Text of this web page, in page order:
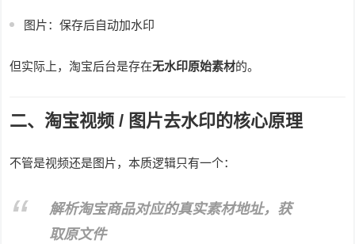
图片：保存后自动加水印
但实际上，淘宝后台是存在无水印原始素材的。
二、淘宝视频 / 图片去水印的核心原理
不管是视频还是图片，本质逻辑只有一个：
解析淘宝商品对应的真实素材地址，获
取原文件